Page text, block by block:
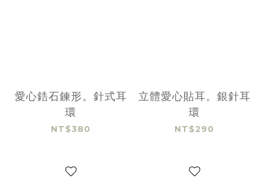
愛心鋯石鍊形。針式耳
環
NT$380
立體愛心貼耳。銀針耳
環
NT$290